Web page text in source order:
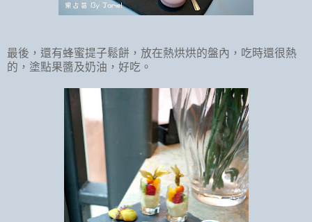
最後，還有蜂蜜提子鬆餅，放在熱烘烘的盤內，吃時還很熱
的，塗點果醬及奶油，好吃。